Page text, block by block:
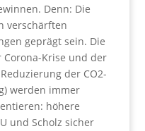
Denn: Die
verschärften
geprägt sein. Die
Krise und der
der CO2-
werden immer
höhere
und Scholz sicher